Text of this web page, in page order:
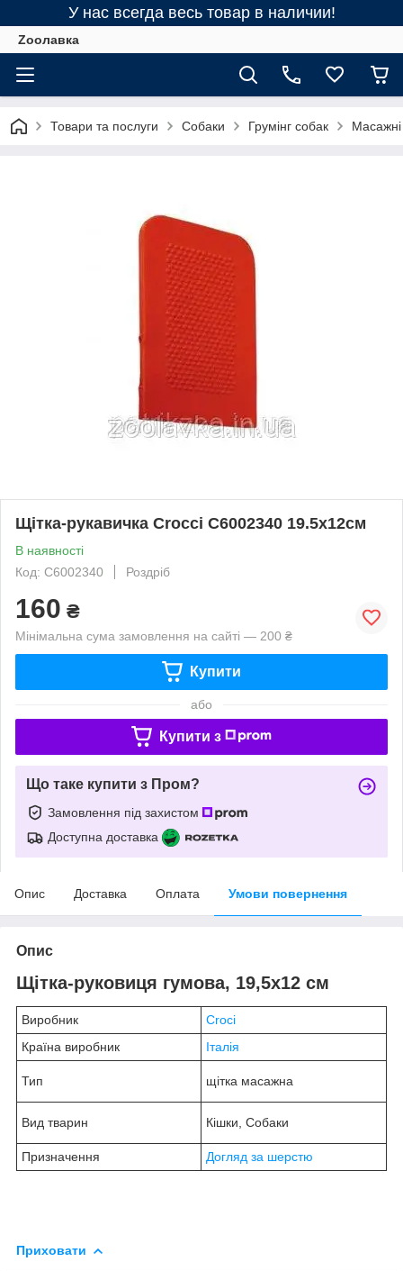
У нас всегда весь товар в наличии!
Zooлавка
Товари та послуги Собаки Грумінг собак Масажні
Щітка-рукавичка Crocci С6002340 19.5х12см
В наявності
Код: С6002340
Роздріб
160 ₴
Мінімальна сума замовлення на сайті — 200 ₴
Купити
або
Купити з
Що таке купити з Пром?
Замовлення під захистом
Доступна доставка
Опис Доставка Оплата Умови повернення
Опис
Щітка-руковиця гумова, 19,5х12 см
Виробник
Croci
Країна виробник
Італія
Тип щітка масажна
Вид тварин Кішки, Собаки
Призначення Догляд за шерстю
Приховати